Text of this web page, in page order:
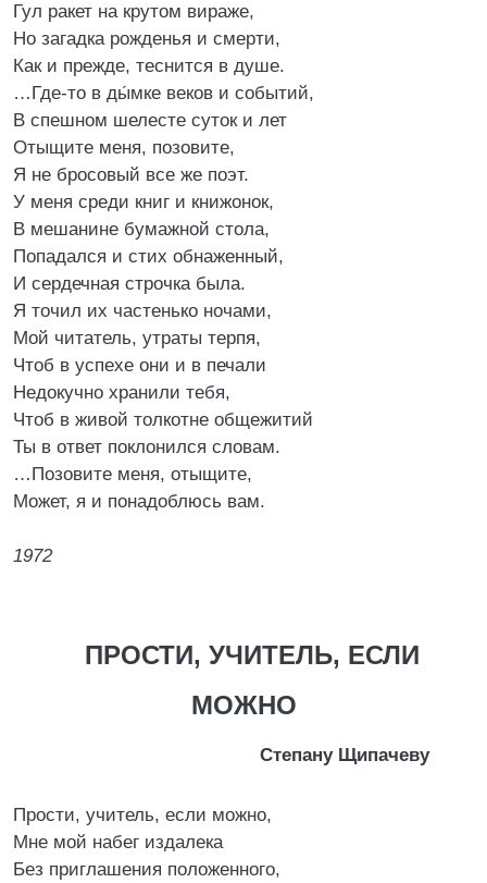
Гул ракет на крутом вираже,
Но загадка рожденья и смерти,
Как и прежде, теснится в душе.
…Где-то в ды́мке веков и событий,
В спешном шелесте суток и лет
Отыщите меня, позовите,
Я не бросовый все же поэт.
У меня среди книг и книжонок,
В мешанине бумажной стола,
Попадался и стих обнаженный,
И сердечная строчка была.
Я точил их частенько ночами,
Мой читатель, утраты терпя,
Чтоб в успехе они и в печали
Недокучно хранили тебя,
Чтоб в живой толкотне общежитий
Ты в ответ поклонился словам.
…Позовите меня, отыщите,
Может, я и понадоблюсь вам.
1972
ПРОСТИ, УЧИТЕЛЬ, ЕСЛИ
МОЖНО
Степану Щипачеву
Прости, учитель, если можно,
Мне мой набег издалека
Без приглашения положенного,